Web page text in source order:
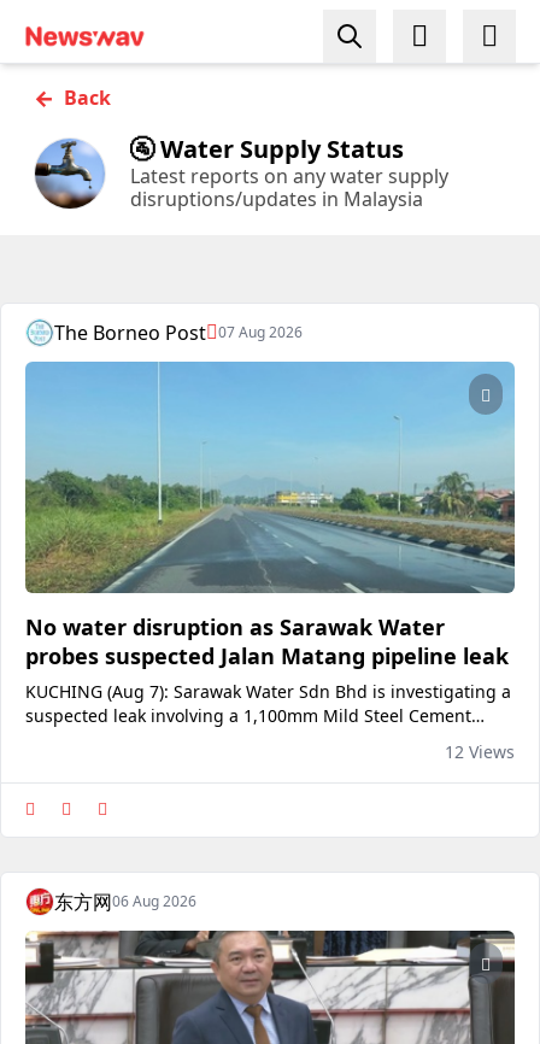
← Back
🚰 Water Supply Status
Latest reports on any water supply
disruptions/updates in Malaysia
The Borneo Post 07 Aug 2026
No water disruption as Sarawak Water
probes suspected Jalan Matang pipeline leak
KUCHING (Aug 7): Sarawak Water Sdn Bhd is investigating a
suspected leak involving a 1,100mm Mild Steel Cement
Lined (MSCL) main water pipeline along Jalan Matang. In a
statement, the company said the pipeline is one of its main
transmission lines supplying treated water to the Bukit Siol
Reservoir, which serves consumers in Kuching, Petra [..
12 Views
东方网06 Aug 2026